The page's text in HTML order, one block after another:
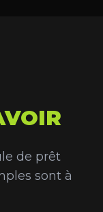
de prêt
sont à